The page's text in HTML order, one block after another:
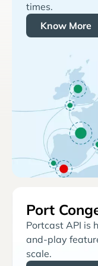
times.
Know More
Port
Portcast API is
and-play
scale.